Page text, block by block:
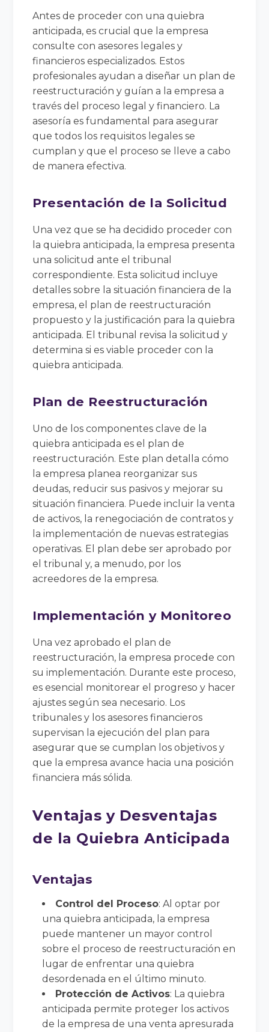
Antes de proceder con una quiebra
anticipada, es crucial que la empresa
consulte con asesores legales y
financieros especializados. Estos
profesionales ayudan a diseñar un plan de
reestructuración y guían a la empresa a
través del proceso legal y financiero. La
asesoría es fundamental para asegurar
que todos los requisitos legales se
cumplan y que el proceso se lleve a cabo
de manera efectiva.
Presentación de la Solicitud
Una vez que se ha decidido proceder con
la quiebra anticipada, la empresa presenta
una solicitud ante el tribunal
correspondiente. Esta solicitud incluye
detalles sobre la situación financiera de la
empresa, el plan de reestructuración
propuesto y la justificación para la quiebra
anticipada. El tribunal revisa la solicitud y
determina si es viable proceder con la
quiebra anticipada.
Plan de Reestructuración
Uno de los componentes clave de la
quiebra anticipada es el plan de
reestructuración. Este plan detalla cómo
la empresa planea reorganizar sus
deudas, reducir sus pasivos y mejorar su
situación financiera. Puede incluir la venta
de activos, la renegociación de contratos y
la implementación de nuevas estrategias
operativas. El plan debe ser aprobado por
el tribunal y, a menudo, por los
acreedores de la empresa.
Implementación y Monitoreo
Una vez aprobado el plan de
reestructuración, la empresa procede con
su implementación. Durante este proceso,
es esencial monitorear el progreso y hacer
ajustes según sea necesario. Los
tribunales y los asesores financieros
supervisan la ejecución del plan para
asegurar que se cumplan los objetivos y
que la empresa avance hacia una posición
financiera más sólida.
Ventajas y Desventajas
de la Quiebra Anticipada
Ventajas
Control del Proceso: Al optar por
una quiebra anticipada, la empresa
puede mantener un mayor control
sobre el proceso de reestructuración en
lugar de enfrentar una quiebra
desordenada en el último minuto.
Protección de Activos: La quiebra
anticipada permite proteger los activos
de la empresa de una venta apresurada